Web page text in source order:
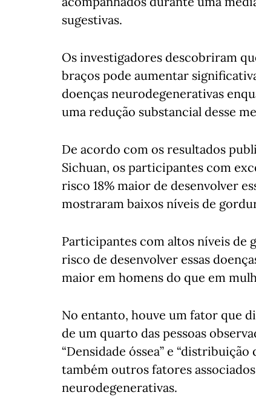
sugestivas.
Os investigadores descobriram
braços pode aumentar
doenças neurodegenerativas
uma redução substancial desse
De acordo com os resultados
Sichuan, os participantes com
risco 18% maior de desenvolver
mostraram baixos níveis de
Participantes com altos níveis de
risco de desenvolver essas
maior em homens do que em
No entanto, houve um fator que
de um quarto das pessoas
“Densidade óssea” e
também outros fatores
neurodegenerativas.